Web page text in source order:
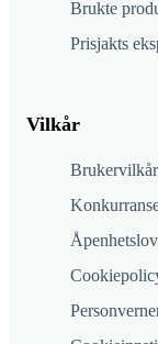
Brukte
Prisjakts
Vilkår
Brukervilkår